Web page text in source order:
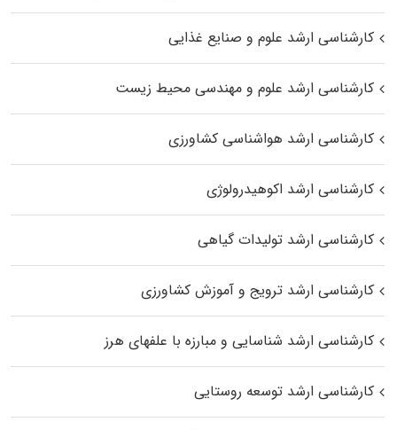
کارشناسی ارشد علوم و صنایع غذایی
کارشناسی ارشد علوم و مهندسی محیط زیست
کارشناسی ارشد هواشناسی کشاورزی
کارشناسی ارشد اکوهیدرولوژی
کارشناسی ارشد تولیدات گیاهی
کارشناسی ارشد ترویج و آموزش کشاورزی
کارشناسی ارشد شناسایی و مبارزه با علفهای هرز
کارشناسی ارشد توسعه روستایی